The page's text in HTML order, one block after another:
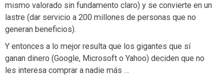
mismo valorado sin fundamento claro) y se convierte en un
lastre (dar servicio a 200 millones de personas que no
generan beneficios).
Y entonces a lo mejor resulta que los gigantes que sí
ganan dinero (Google, Microsoft o Yahoo) deciden que no
les interesa comprar a nadie más …